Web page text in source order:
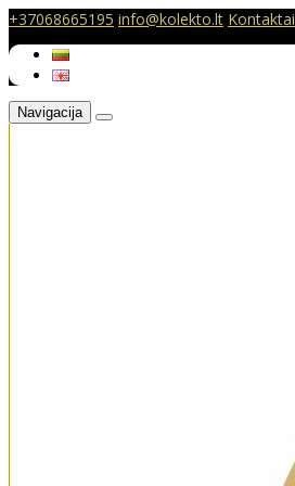
+37068665195 info@kolekto.lt Kontaktai
Navigacija